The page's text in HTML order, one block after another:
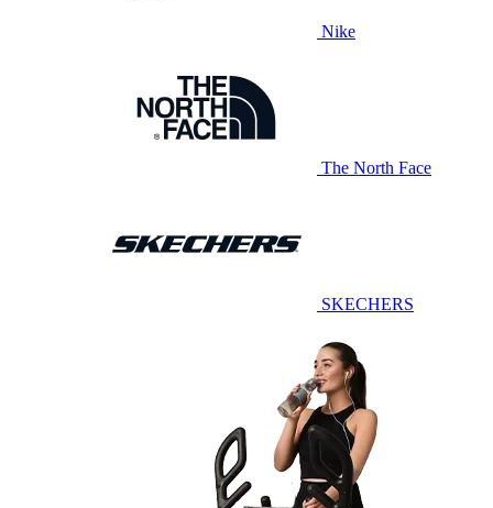
Nike
The North Face
SKECHERS